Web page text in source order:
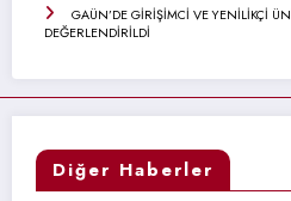
GAÜN’DE GİRİŞİMCİ VE YENİLİKÇİ
DEĞERLENDİRİLDİ
Diğer Haberler